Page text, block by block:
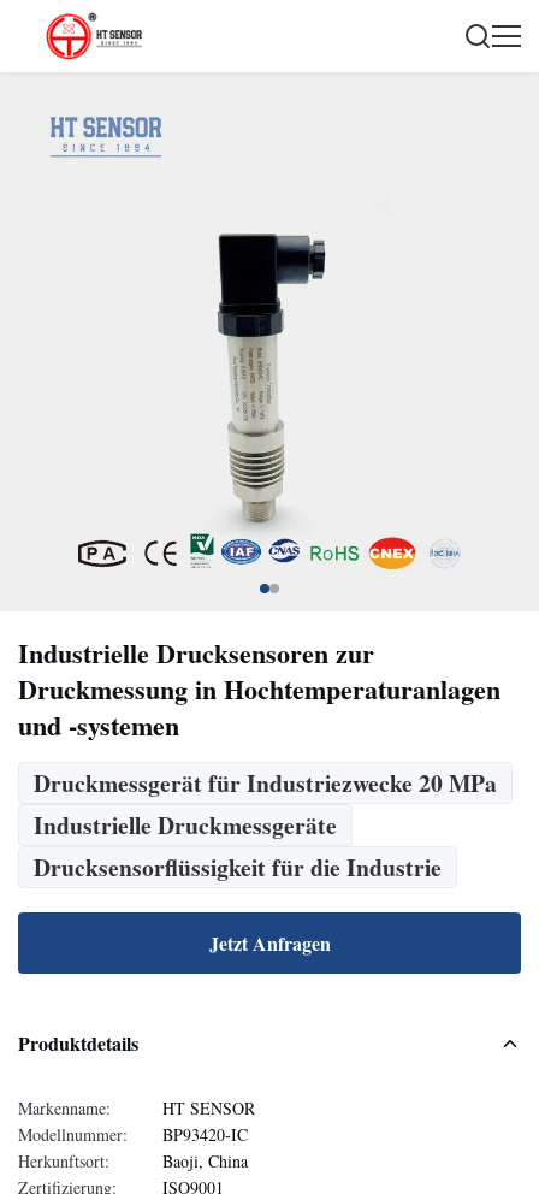
Industrielle Drucksensoren zur
Druckmessung in Hochtemperaturanlagen
und -systemen
Druckmessgerät für Industriezwecke 20 MPa
Industrielle Druckmessgeräte
Drucksensorflüssigkeit für die Industrie
Jetzt Anfragen
Produktdetails
Markenname:
HT SENSOR
Modellnummer:
BP93420-IC
Herkunftsort:
Baoji, China
Zertifizierung:
ISO9001